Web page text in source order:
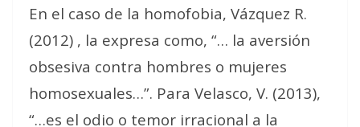
En el caso de la homofobia, Vázquez R.
(2012) , la expresa como, “… la aversión
obsesiva contra hombres o mujeres
homosexuales…”. Para Velasco, V. (2013),
“…es el odio o temor irracional a la